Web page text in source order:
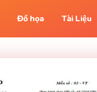
Đồ họa Tài Liệu